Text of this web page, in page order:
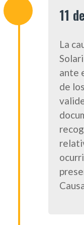
11
La
ante
de